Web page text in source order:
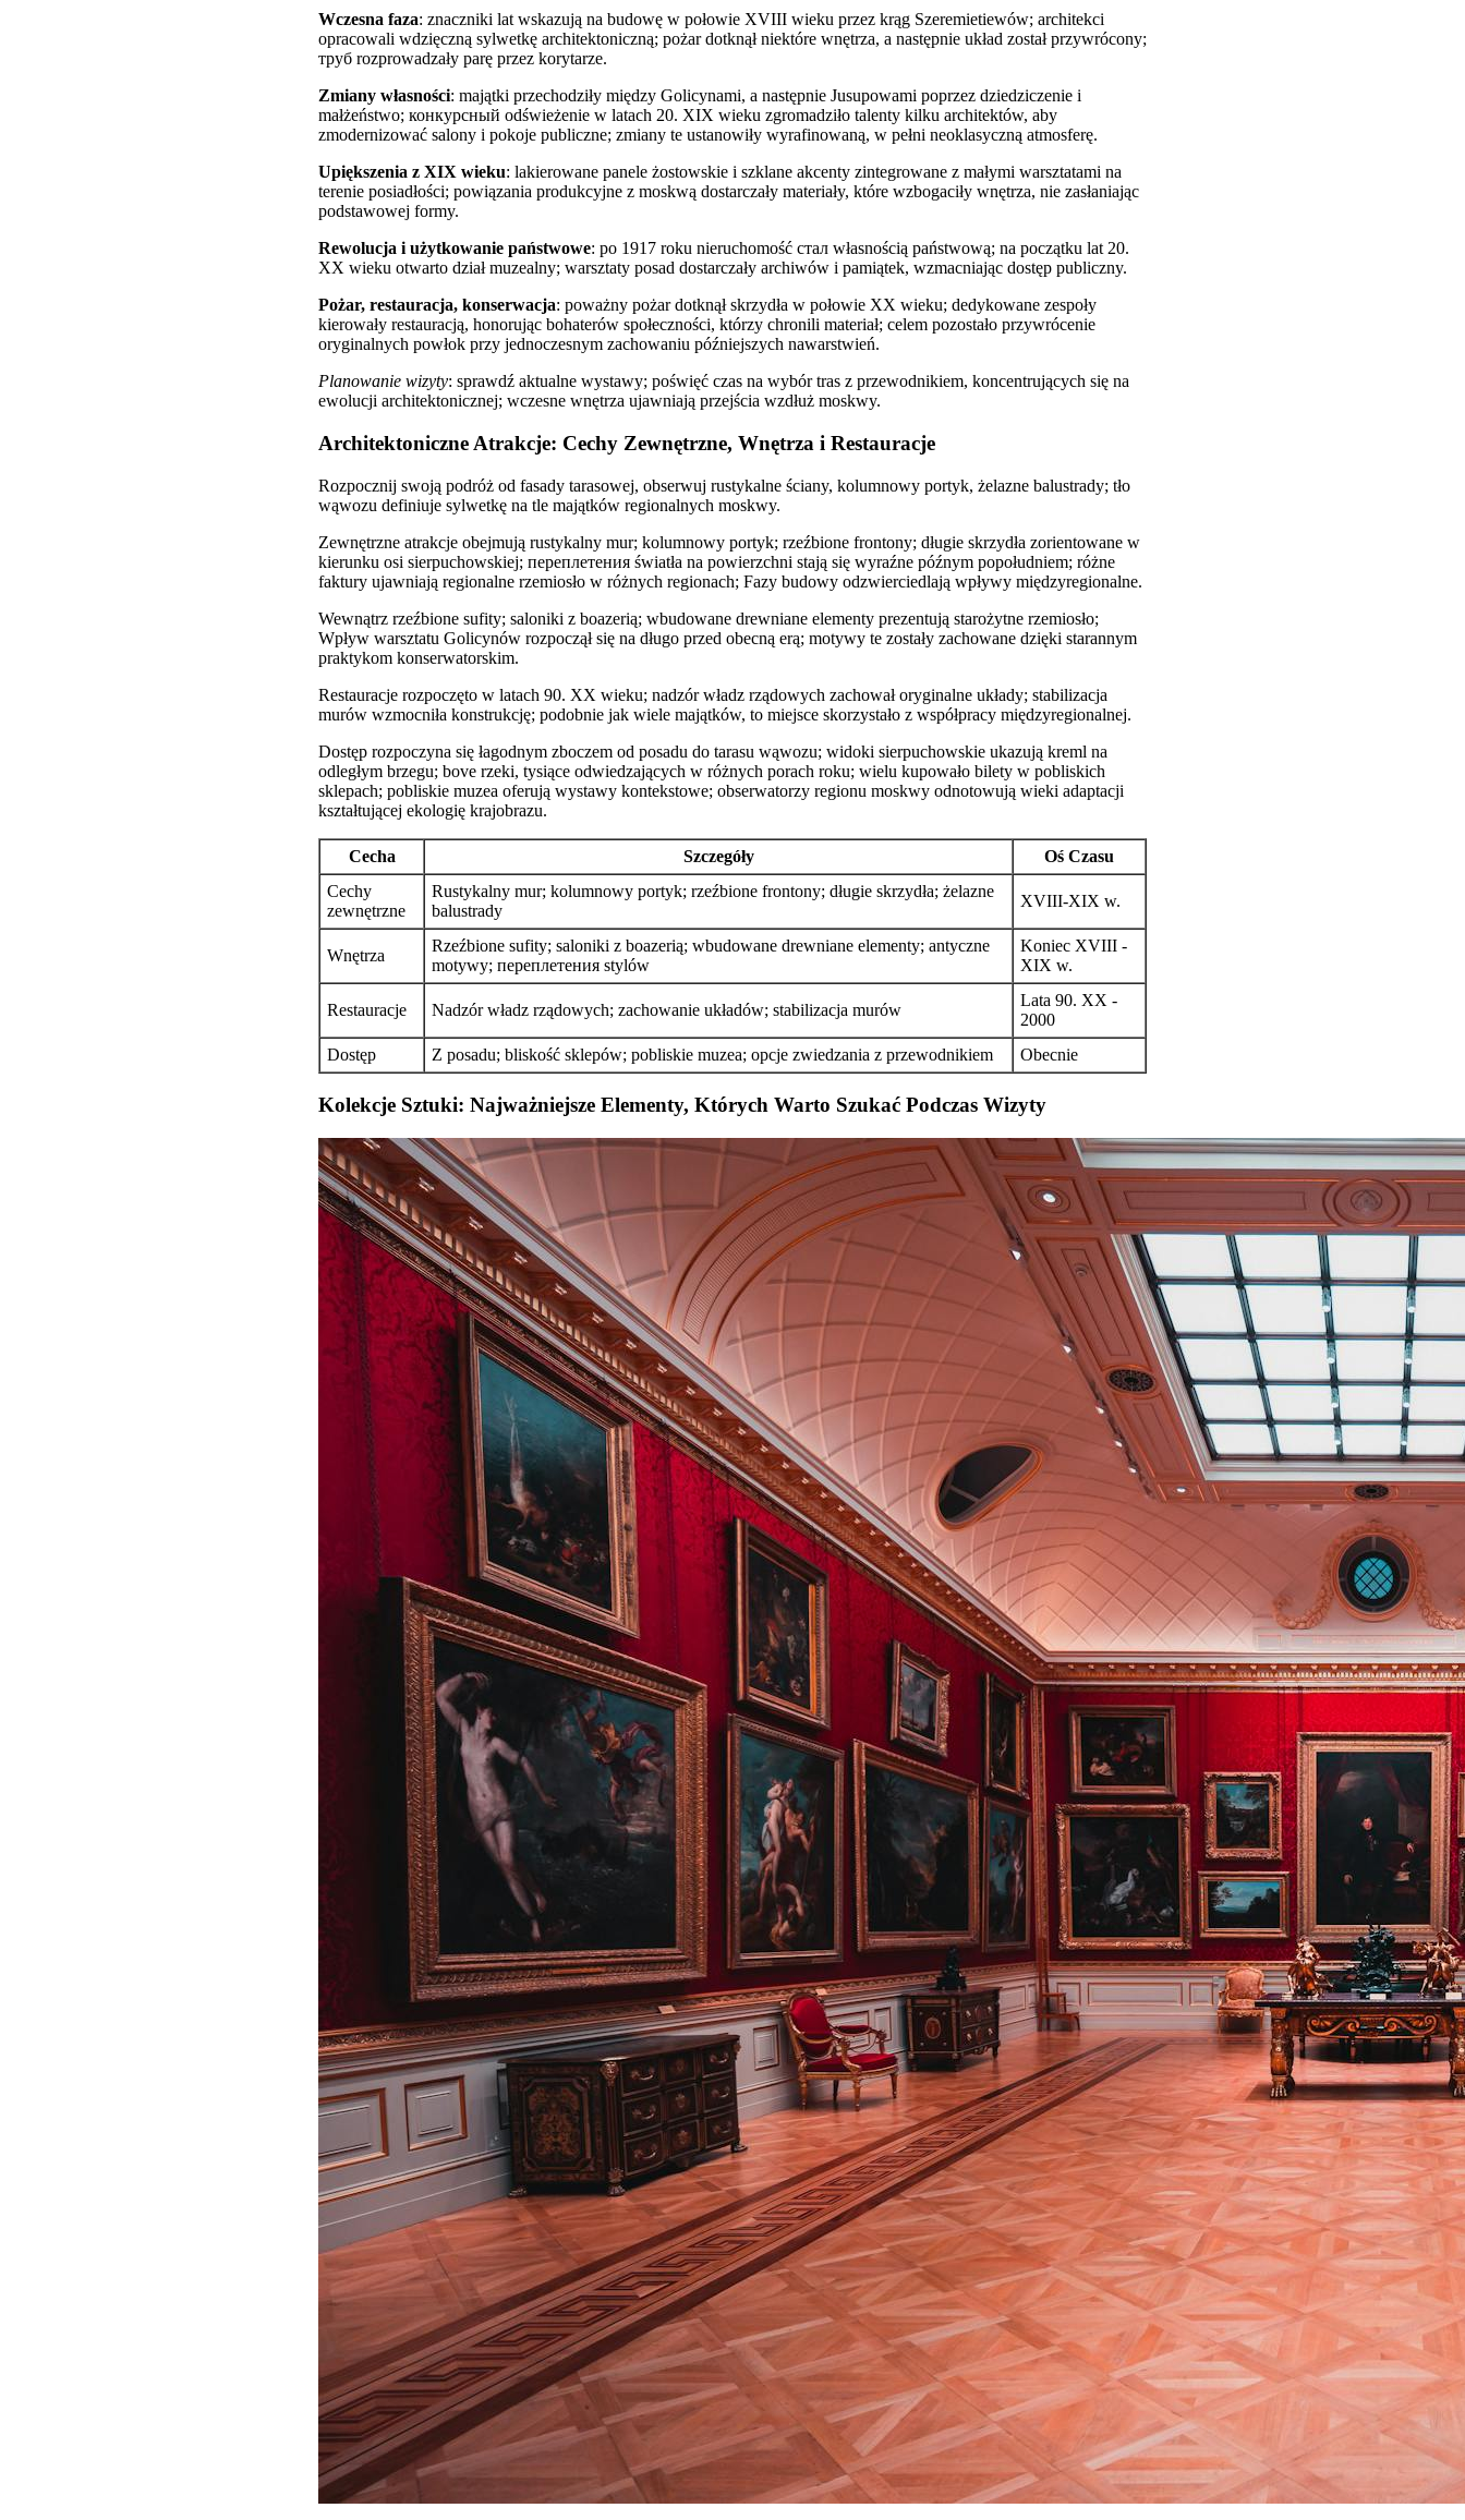
Wczesna faza: znaczniki lat wskazują na budowę w połowie XVIII wieku przez krąg Szeremietiewów; architekci
opracowali wdzięczną sylwetkę architektoniczną; pożar dotknął niektóre wnętrza, a następnie układ został przywrócony;
труб rozprowadzały parę przez korytarze.
Zmiany własności: majątki przechodziły między Golicynami, a następnie Jusupowami poprzez dziedziczenie i
małżeństwo; конкурсный odświeżenie w latach 20. XIX wieku zgromadziło talenty kilku architektów, aby
zmodernizować salony i pokoje publiczne; zmiany te ustanowiły wyrafinowaną, w pełni neoklasyczną atmosferę.
Upiększenia z XIX wieku: lakierowane panele żostowskie i szklane akcenty zintegrowane z małymi warsztatami na
terenie posiadłości; powiązania produkcyjne z moskwą dostarczały materiały, które wzbogaciły wnętrza, nie zasłaniając
podstawowej formy.
Rewolucja i użytkowanie państwowe: po 1917 roku nieruchomość стал własnością państwową; na początku lat 20.
XX wieku otwarto dział muzealny; warsztaty posad dostarczały archiwów i pamiątek, wzmacniając dostęp publiczny.
Pożar, restauracja, konserwacja: poważny pożar dotknął skrzydła w połowie XX wieku; dedykowane zespoły
kierowały restauracją, honorując bohaterów społeczności, którzy chronili materiał; celem pozostało przywrócenie
oryginalnych powłok przy jednoczesnym zachowaniu późniejszych nawarstwień.
Planowanie wizyty: sprawdź aktualne wystawy; poświęć czas na wybór tras z przewodnikiem, koncentrujących się na
ewolucji architektonicznej; wczesne wnętrza ujawniają przejścia wzdłuż moskwy.
Architektoniczne Atrakcje: Cechy Zewnętrzne, Wnętrza i Restauracje
Rozpocznij swoją podróż od fasady tarasowej, obserwuj rustykalne ściany, kolumnowy portyk, żelazne balustrady; tło
wąwozu definiuje sylwetkę na tle majątków regionalnych moskwy.
Zewnętrzne atrakcje obejmują rustykalny mur; kolumnowy portyk; rzeźbione frontony; długie skrzydła zorientowane w
kierunku osi sierpuchowskiej; переплетения światła na powierzchni stają się wyraźne późnym popołudniem; różne
faktury ujawniają regionalne rzemiosło w różnych regionach; Fazy budowy odzwierciedlają wpływy międzyregionalne.
Wewnątrz rzeźbione sufity; saloniki z boazerią; wbudowane drewniane elementy prezentują starożytne rzemiosło;
Wpływ warsztatu Golicynów rozpoczął się na długo przed obecną erą; motywy te zostały zachowane dzięki starannym
praktykom konserwatorskim.
Restauracje rozpoczęto w latach 90. XX wieku; nadzór władz rządowych zachował oryginalne układy; stabilizacja
murów wzmocniła konstrukcję; podobnie jak wiele majątków, to miejsce skorzystało z współpracy międzyregionalnej.
Dostęp rozpoczyna się łagodnym zboczem od posadu do tarasu wąwozu; widoki sierpuchowskie ukazują kreml na
odległym brzegu; bove rzeki, tysiące odwiedzających w różnych porach roku; wielu kupowało bilety w pobliskich
sklepach; pobliskie muzea oferują wystawy kontekstowe; obserwatorzy regionu moskwy odnotowują wieki adaptacji
kształtującej ekologię krajobrazu.
Cecha Szczegóły
Oś Czasu
Cechy
zewnętrzne
Rustykalny mur; kolumnowy portyk; rzeźbione frontony; długie skrzydła; żelazne
balustrady
XVIII-XIX w.
Wnętrza
Rzeźbione sufity; saloniki z boazerią; wbudowane drewniane elementy; antyczne
motywy; переплетения stylów
Koniec XVIII -
XIX w.
Restauracje Nadzór władz rządowych; zachowanie układów; stabilizacja murów
Lata 90. XX -
2000
Dostęp
Z posadu; bliskość sklepów; pobliskie muzea; opcje zwiedzania z przewodnikiem Obecnie
Kolekcje Sztuki: Najważniejsze Elementy, Których Warto Szukać Podczas Wizyty